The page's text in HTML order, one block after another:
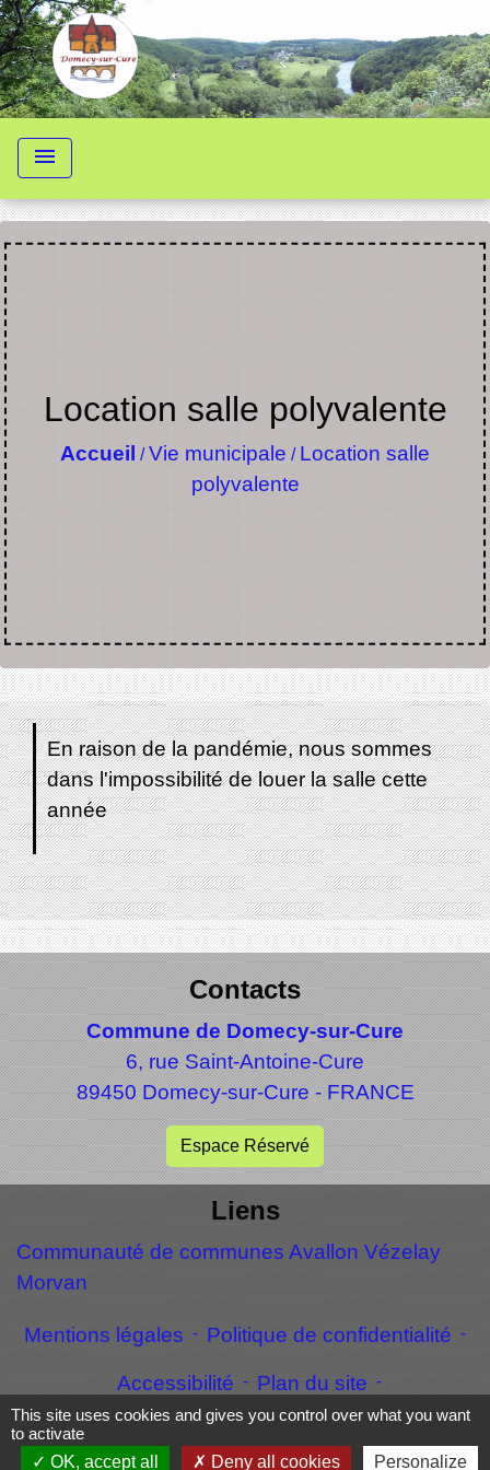
menu
Location salle polyvalente
Accueil /Vie municipale / Location salle
polyvalente
En raison de la pandémie, nous sommes
dans l'impossibilité de louer la salle cette
année
Contacts
Commune de Domecy-sur-Cure
6, rue Saint-Antoine-Cure
89450 Domecy-sur-Cure - FRANCE
Espace Réservé
Liens
Communauté de communes Avallon Vézelay
Morvan
Mentions légales - Politique de confidentialité -
Accessibilité - Plan du site -
Gestion des cookies
This site uses cookies and gives you control over what you want
to activate
OK, accept all
Deny all cookies Personalize